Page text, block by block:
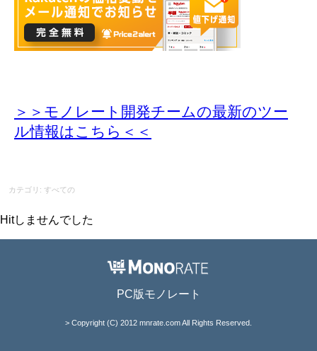
＞＞モノレート開発チームの最新のツー
ル情報はこちら＜＜
カテゴリ: すべての
Hitしませんでした
PC版モノレート
> Copyright (C) 2012 mnrate.com All Rights Reserved.